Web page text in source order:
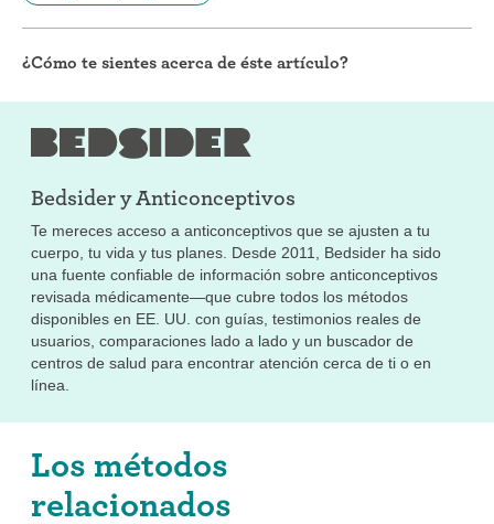
¿Cómo te sientes acerca de éste artículo?
Bedsider yAnticonceptivos
Te mereces acceso a anticonceptivos que se ajusten a tu
cuerpo, tu vida y tus planes. Desde 2011, Bedsider ha sido
una fuente confiable de información sobre anticonceptivos
revisada médicamente—que cubre todos los métodos
disponibles en EE. UU. con guías, testimonios reales de
usuarios, comparaciones lado a lado y un buscador de
centros de salud para encontrar atención cerca de ti o en
línea.
Los métodos
relacionados